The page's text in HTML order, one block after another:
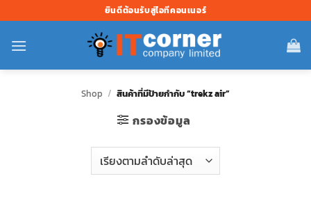
ไป
ยัง
ยินดีต้อนรับสู่ไอทีคอนเนอร์
Shop / สินค้าที่มีป้ายกำกับ “trekz air”
กรองข้อมูล